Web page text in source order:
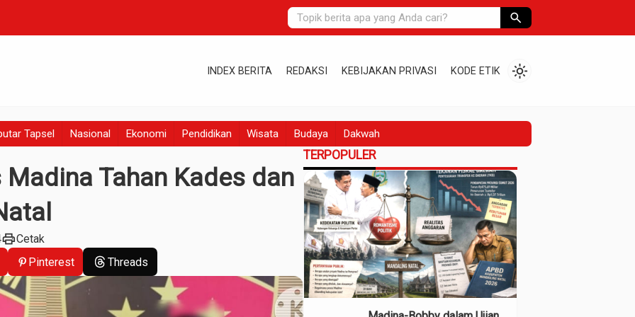
search
INDEX BERITA REDAKSI KEBIJAKAN PRIVASI KODE ETIK light_mode
Tapsel Nasional Ekonomi Pendidikan Wisata Budaya Dakwah
Madina Tahan Kades dan
printCetak
Pinterest Threads
TERPOPULER